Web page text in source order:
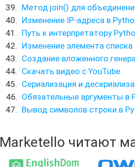
Метод join() для
Изменение IP-адреса в
Путь к интерпретатору
Изменение элемента списка
Создание вложенного
Скачать видео с YouTube
Сериализация и
Обязательные аргументы в
Вывод символов строки в
Marketello читают